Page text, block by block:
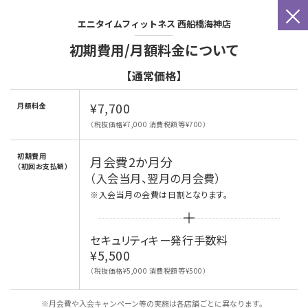
×
エニタイムフィットネス 西船橋海神店
初期費用/月額料金について
【通常価格】
月額料金 ¥7,700
（税抜価格¥7,000 消費税額等¥700）
初期費用
（初回お支払額）
月会費2か月分
（入会当月、翌月の月会費）
※入会当月の会費は日割となります。
セキュリティキー発行手数料
¥5,500
（税抜価格¥5,000 消費税額等¥500）
※月会費や入会キャンペーン等の実施は各店舗ごとに異なります。